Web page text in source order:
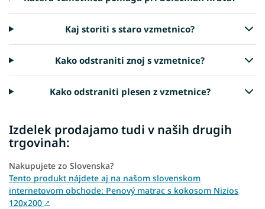
Kaj storiti s staro vzmetnico?
Kako odstraniti znoj s vzmetnice?
Kako odstraniti plesen z vzmetnice?
Izdelek prodajamo tudi v naših drugih
trgovinah:
Nakupujete zo Slovenska?
Tento produkt nájdete aj na našom slovenskom
internetovom obchode: Penový matrac s kokosom Nizios
120x200 ↗